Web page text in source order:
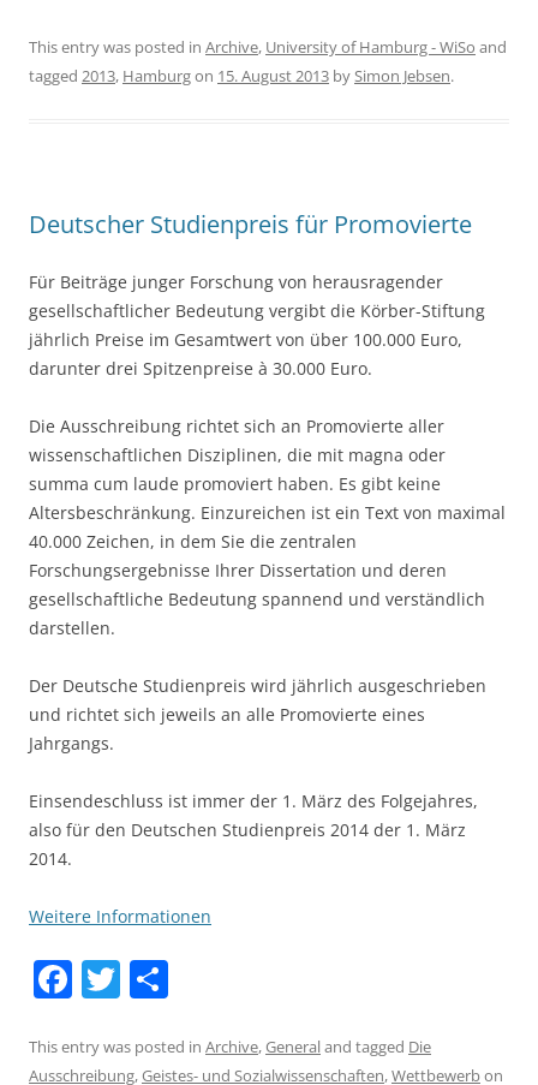
c
e
o
k
itt
er
ar
e
This entry was posted in Archive, University of Hamburg - WiSo and
tagged 2013, Hamburgon 15. August 2013 bySimon Jebsen.
Deutscher Studienpreis für Promovierte
Für Beiträge junger Forschung von herausragender
gesellschaftlicher Bedeutung vergibt die Körber-Stiftung
jährlich Preise im Gesamtwert von über 100.000 Euro,
darunter drei Spitzenpreise à 30.000 Euro.
Die Ausschreibung richtet sich an Promovierte aller
wissenschaftlichen Disziplinen, die mit magna oder
summa cum laude promoviert haben. Es gibt keine
Altersbeschränkung. Einzureichen ist ein Text von maximal
40.000 Zeichen, in dem Sie die zentralen
Forschungsergebnisse Ihrer Dissertation und deren
gesellschaftliche Bedeutung spannend und verständlich
darstellen.
Der Deutsche Studienpreis wird jährlich ausgeschrieben
und richtet sich jeweils an alle Promovierte eines
Jahrgangs.
Einsendeschluss ist immer der 1. März des Folgejahres,
also für den Deutschen Studienpreis 2014 der 1. März
2014.
Weitere Informationen
F
c
T
itt ar
This entry was posted in Archive,Generaland tagged Die
Ausschreibung,Geistes- und Sozialwissenschaften,Wettbewerbon